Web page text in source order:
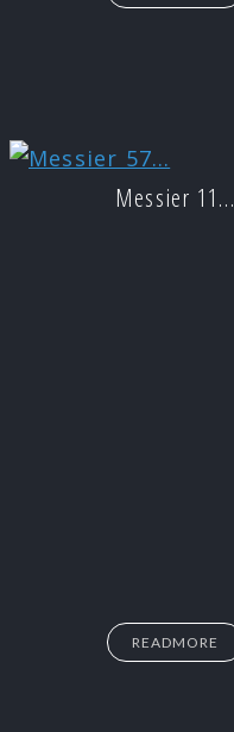
Messier 11…
READMORE